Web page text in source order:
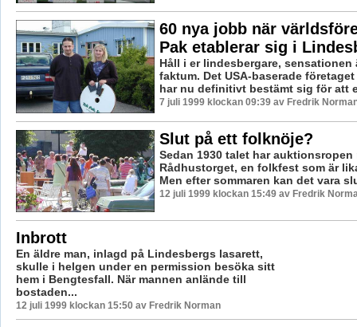
60 nya jobb när
Pak etablerar sig i
Håll i er lindesbergare, sensationen
faktum. Det USA-baserade företaget
har nu definitivt bestämt sig för att
7 juli 1999 klockan 09:39 av Fredrik
Slut på ett folknöje?
Sedan 1930 talet har auktionsropen
Rådhustorget, en folkfest som är
Men efter sommaren kan det vara
12 juli 1999 klockan 15:49 av Fredrik
Inbrott
En äldre man, inlagd på Lindesbergs lasarett,
skulle i helgen under en permission besöka sitt
hem i Bengtesfall. När mannen anlände till
bostaden...
12 juli 1999 klockan 15:50 av Fredrik Norman